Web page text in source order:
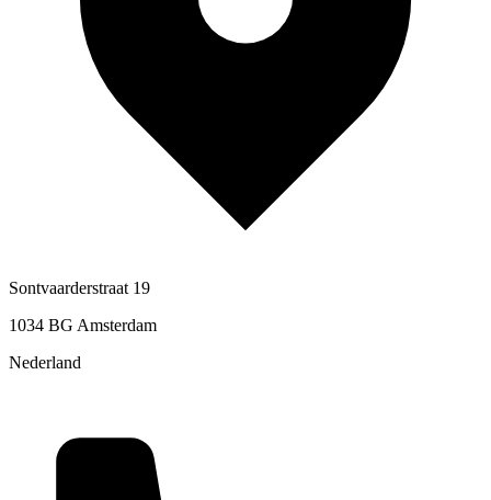
Sontvaarderstraat 19
1034 BG Amsterdam
Nederland